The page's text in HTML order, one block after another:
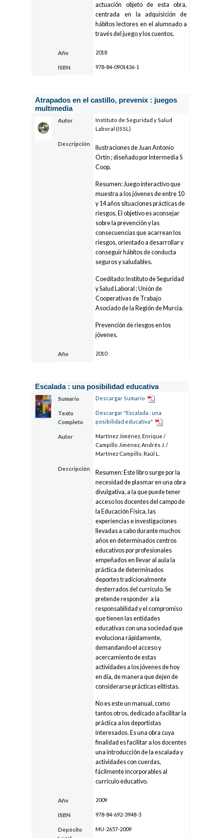
actuación objeto de esta obra,
centrada en la adquisición de
hábitos lectores en el alumnado a
través del juego y los cuentos.
Año 2018
ISBN 978-84-0901436-1
Atrapados en el castillo, prevenix : juegos
multimedia
Autor
Instituto de Seguridad y Salud
Laboral (ISSL)
Descripción
Ilustraciones de Juan Antonio
Ortín ; diseñado por Intermedia S
Coop.
Resumen: Juego interactivo que
muestra a los jóvenes de entre 10
y 14 años situaciones prácticas de
riesgos. El objetivo es aconsejar
sobre la prevención y las
consecuencias que acarrean los
riesgos, orientado a desarrollar y
conseguir hábitos de conducta
seguros y saludables.
Coeditado: Instituto de Seguridad
y Salud Laboral ; Unión de
Cooperativas de Trabajo
Asociado de la Región de Murcia.
Prevención de riesgos en los
jóvenes.
Año 2010
Escalada : una posibilidad educativa
Sumario Descargar Sumario
Texto
Completo
Descargar "Escalada : una
posibilidad educativa"
Autor
Martínez Jiménez, Enrique /
Campillo Jiménez, Andrés J. /
Martínez Campillo, Raúl L.
Descripción
Resumen: Este libro surge por la
necesidad de plasmar en una obra
divulgativa, a la que puede tener
acceso los docentes del campo de
la Educación Física, las
experiencias e investigaciones
llevadas a cabo durante muchos
años en determinados centros
educativos por profesionales
empeñados en llevar al aula la
práctica de determinados
deportes tradicionalmente
desterrados del currículo. Se
pretende responder a la
responsabilidad y el compromiso
que tienen las entidades
educativas con una sociedad que
evoluciona rápidamente,
demandando el acceso y
acercamiento de estas
actividades a los jóvenes de hoy
en día, de manera que dejen de
considerarse prácticas elitistas.
No es este un manual, como
tantos otros, dedicado a facilitar la
práctica a los deportistas
interesados. Es una obra cuya
finalidad es facilitar a los docentes
una introducción de la escalada y
actividades con cuerdas,
fácilmente incorporables al
currículo educativo.
Año 2009
ISBN 978-84-692-3948-3
Depósito
MU-2657-2009